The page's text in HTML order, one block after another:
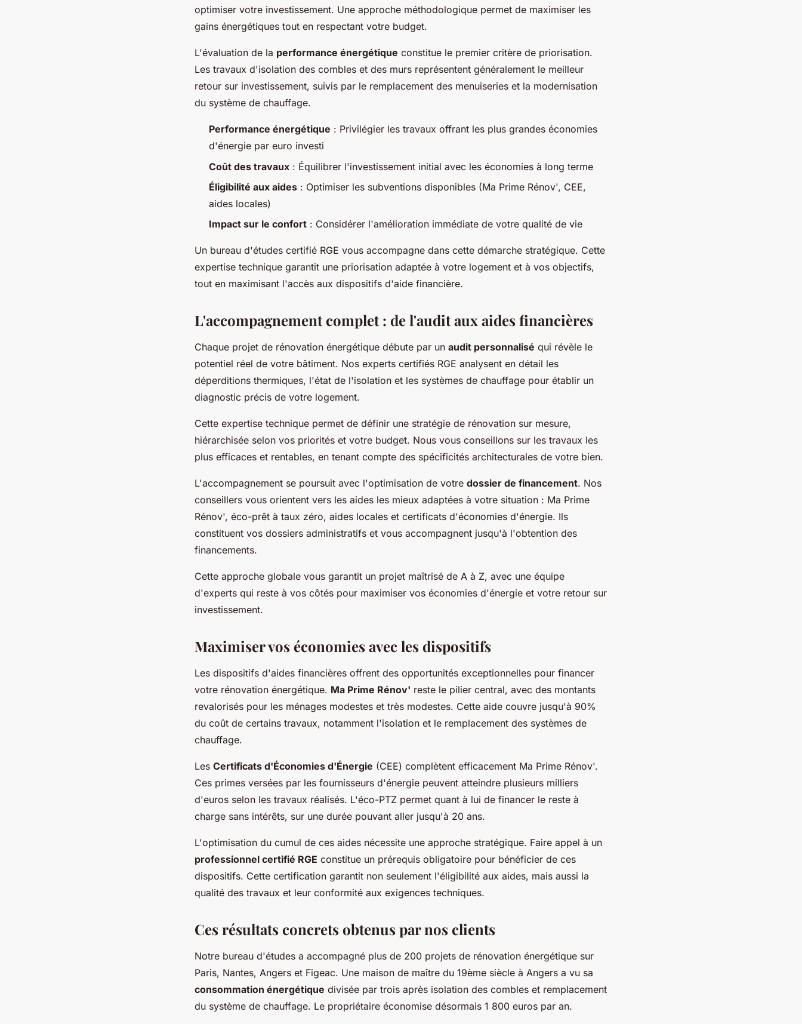
optimiser votre investissement. Une approche méthodologique permet de maximiser les
gains énergétiques tout en respectant votre budget.
L'évaluation de la performance énergétique constitue le premier critère de priorisation.
Les travaux d'isolation des combles et des murs représentent généralement le meilleur
retour sur investissement, suivis par le remplacement des menuiseries et la modernisation
du système de chauffage.
Performance énergétique : Privilégier les travaux offrant les plus grandes économies
d'énergie par euro investi
Coût des travaux : Équilibrer l'investissement initial avec les économies à long terme
Éligibilité aux aides : Optimiser les subventions disponibles (Ma Prime Rénov', CEE,
aides locales)
Impact sur le confort : Considérer l'amélioration immédiate de votre qualité de vie
Un bureau d'études certifié RGE vous accompagne dans cette démarche stratégique. Cette
expertise technique garantit une priorisation adaptée à votre logement et à vos objectifs,
tout en maximisant l'accès aux dispositifs d'aide financière.
L'accompagnement complet : de l'audit aux aides financières
Chaque projet de rénovation énergétique débute par un audit personnalisé qui révèle le
potentiel réel de votre bâtiment. Nos experts certifiés RGE analysent en détail les
déperditions thermiques, l'état de l'isolation et les systèmes de chauffage pour établir un
diagnostic précis de votre logement.
Cette expertise technique permet de définir une stratégie de rénovation sur mesure,
hiérarchisée selon vos priorités et votre budget. Nous vous conseillons sur les travaux les
plus efficaces et rentables, en tenant compte des spécificités architecturales de votre bien.
L'accompagnement se poursuit avec l'optimisation de votre dossier de financement. Nos
conseillers vous orientent vers les aides les mieux adaptées à votre situation : Ma Prime
Rénov', éco-prêt à taux zéro, aides locales et certificats d'économies d'énergie. Ils
constituent vos dossiers administratifs et vous accompagnent jusqu'à l'obtention des
financements.
Cette approche globale vous garantit un projet maîtrisé de A à Z, avec une équipe
d'experts qui reste à vos côtés pour maximiser vos économies d'énergie et votre retour sur
investissement.
Maximiser vos économies avec les dispositifs
Les dispositifs d'aides financières offrent des opportunités exceptionnelles pour financer
votre rénovation énergétique. Ma Prime Rénov' reste le pilier central, avec des montants
revalorisés pour les ménages modestes et très modestes. Cette aide couvre jusqu'à 90%
du coût de certains travaux, notamment l'isolation et le remplacement des systèmes de
chauffage.
Les Certificats d'Économies d'Énergie (CEE) complètent efficacement Ma Prime Rénov'.
Ces primes versées par les fournisseurs d'énergie peuvent atteindre plusieurs milliers
d'euros selon les travaux réalisés. L'éco-PTZ permet quant à lui de financer le reste à
charge sans intérêts, sur une durée pouvant aller jusqu'à 20 ans.
L'optimisation du cumul de ces aides nécessite une approche stratégique. Faire appel à un
professionnel certifié RGE constitue un prérequis obligatoire pour bénéficier de ces
dispositifs. Cette certification garantit non seulement l'éligibilité aux aides, mais aussi la
qualité des travaux et leur conformité aux exigences techniques.
Ces résultats concrets obtenus par nos clients
Notre bureau d'études a accompagné plus de 200 projets de rénovation énergétique sur
Paris, Nantes, Angers et Figeac. Une maison de maître du 19ème siècle à Angers a vu sa
consommation énergétique divisée par trois après isolation des combles et remplacement
du système de chauffage. Le propriétaire économise désormais 1 800 euros par an.